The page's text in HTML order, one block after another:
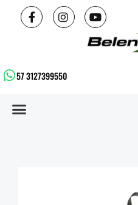
57 3127399550